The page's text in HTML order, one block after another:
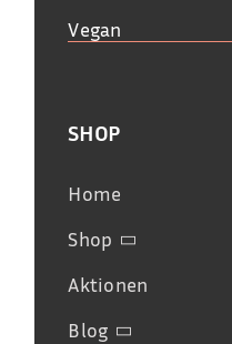
Vegan
SHOP
Home
Shop
Aktionen
Blog